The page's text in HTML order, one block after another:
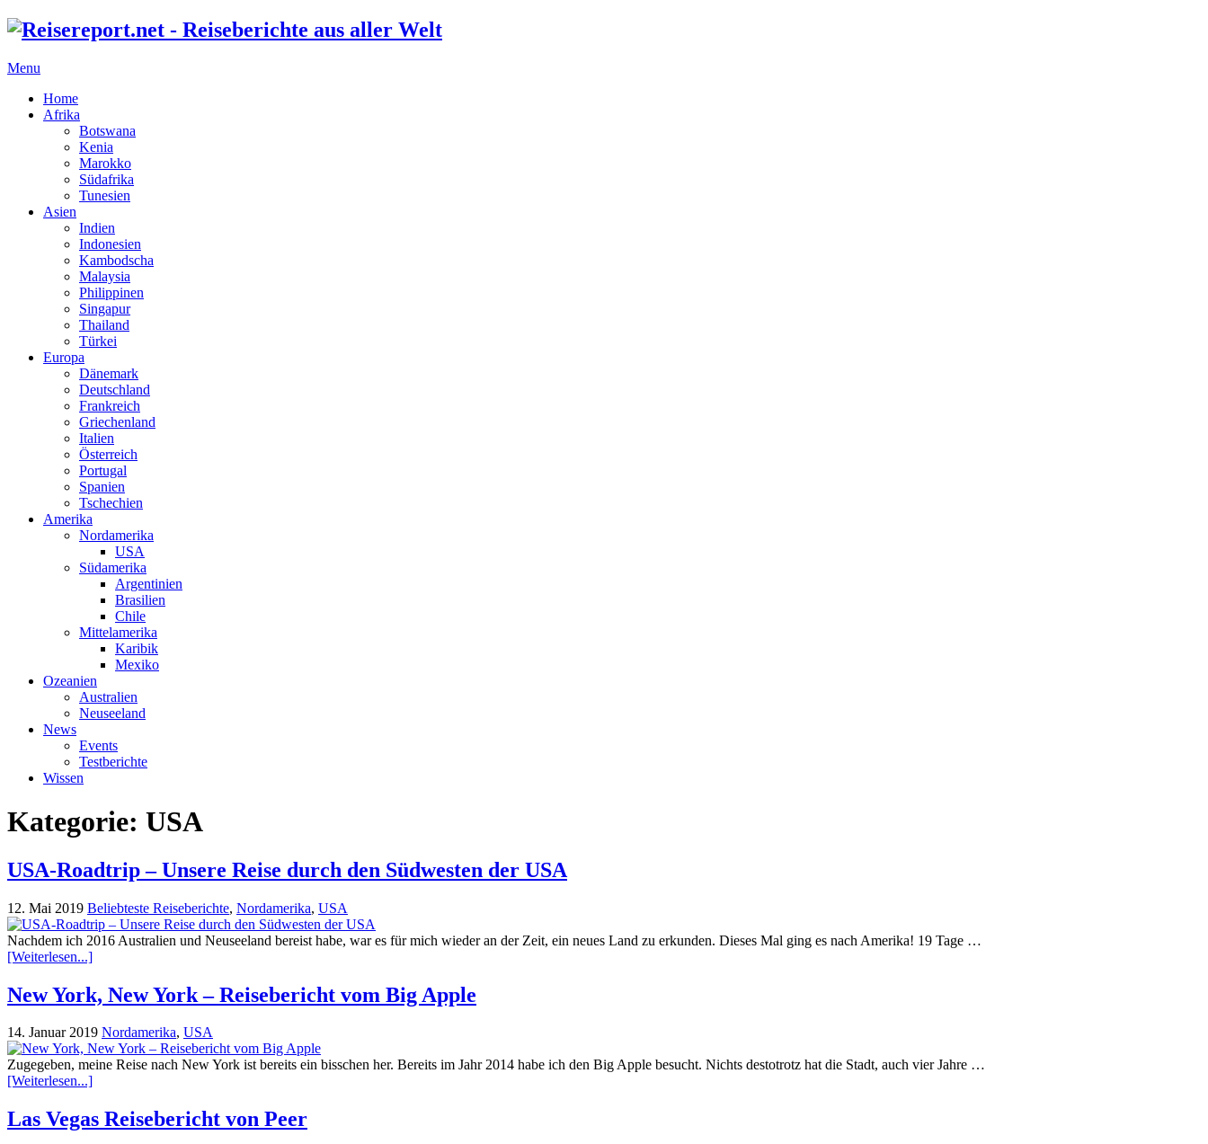
Menu
Home
Afrika
Botswana
Kenia
Marokko
Südafrika
Tunesien
Asien
Indien
Indonesien
Kambodscha
Malaysia
Philippinen
Singapur
Thailand
Türkei
Europa
Dänemark
Deutschland
Frankreich
Griechenland
Italien
Österreich
Portugal
Spanien
Tschechien
Amerika
Nordamerika
USA
Südamerika
Argentinien
Brasilien
Chile
Mittelamerika
Karibik
Mexiko
Ozeanien
Australien
Neuseeland
News
Events
Testberichte
Wissen
Kategorie: USA
USA-Roadtrip – Unsere Reise durch den Südwesten der USA
12. Mai 2019 Beliebteste Reiseberichte, Nordamerika, USA
Nachdem ich 2016 Australien und Neuseeland bereist habe, war es für mich wieder an der Zeit, ein neues Land zu erkunden. Dieses Mal ging es nach Amerika! 19 Tage …
[Weiterlesen...]
New York, New York – Reisebericht vom Big Apple
14. Januar 2019 Nordamerika, USA
Zugegeben, meine Reise nach New York ist bereits ein bisschen her. Bereits im Jahr 2014 habe ich den Big Apple besucht. Nichts destotrotz hat die Stadt, auch vier Jahre …
[Weiterlesen...]
Las Vegas Reisebericht von Peer